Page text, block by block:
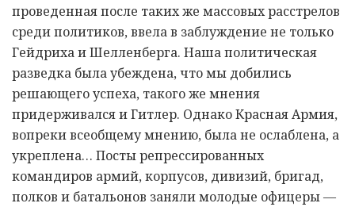
проведенная после таких же массовых расстрелов
среди политиков, ввела в заблуждение не только
Гейдриха и Шелленберга. Наша политическая
разведка была убеждена, что мы добились
решающего успеха, такого же мнения
придерживался и Гитлер. Однако Красная Армия,
вопреки всеобщему мнению, была не ослаблена, а
укреплена… Посты репрессированных
командиров армий, корпусов, дивизий, бригад,
полков и батальонов заняли молодые офицеры —